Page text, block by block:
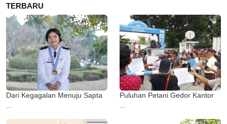
TERBARU
Dari Kegagalan Menuju Sapta
...
Puluhan Petani Gedor Kantor
...